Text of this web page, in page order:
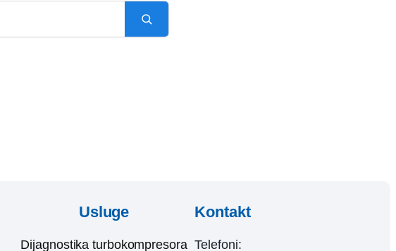
Usluge
Dijagnostika turbokompresora
Kontakt
Telefoni: